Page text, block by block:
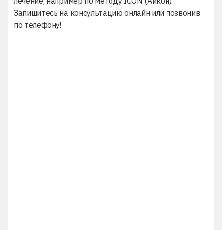
Запишитесь на консультацию онлайн или позвонив
по телефону!